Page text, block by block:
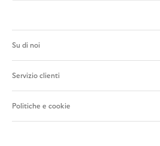
Su di noi
Servizio clienti
Politiche e cookie